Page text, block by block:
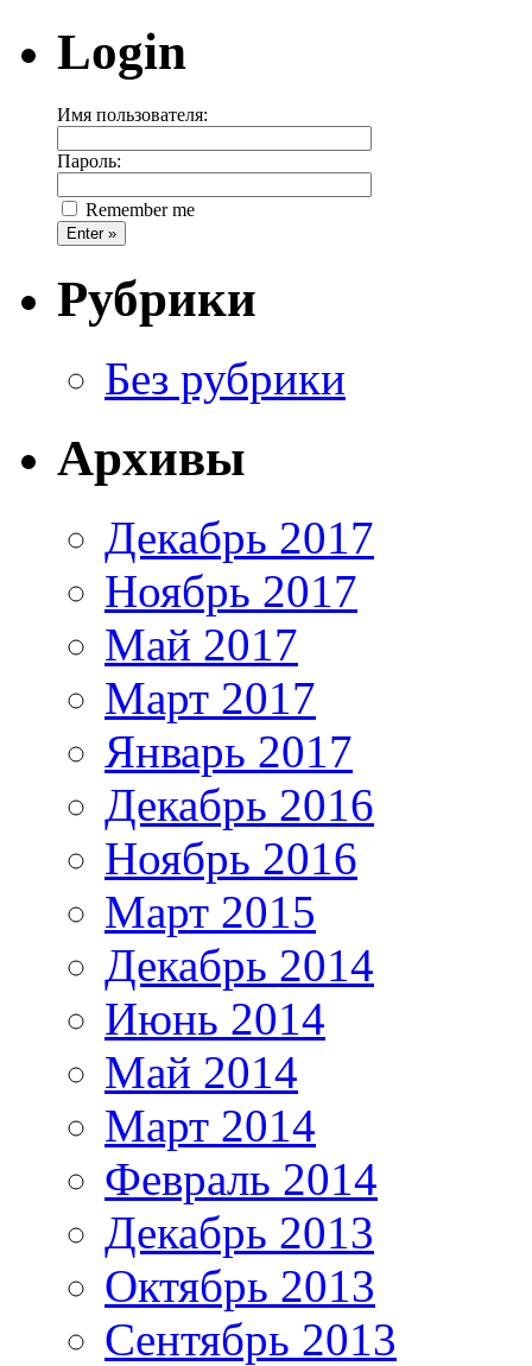
Login
Имя пользователя:
Пароль:
Remember me
Рубрики
Без рубрики
Архивы
Декабрь 2017
Ноябрь 2017
Май 2017
Март 2017
Январь 2017
Декабрь 2016
Ноябрь 2016
Март 2015
Декабрь 2014
Июнь 2014
Май 2014
Март 2014
Февраль 2014
Декабрь 2013
Октябрь 2013
Сентябрь 2013